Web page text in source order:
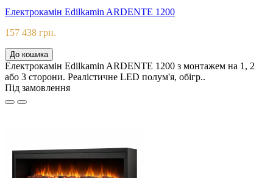
Електрокамін Edilkamin ARDENTE 1200
157 438 грн.
До кошика
Електрокамін Edilkamin ARDENTE 1200 з монтажем на 1, 2
або 3 сторони. Реалістичне LED полум'я, обігр..
Під замовлення